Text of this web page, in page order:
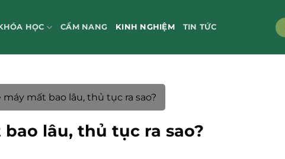
HỌC CẨM NANG KINH NGHIỆM TIN TỨC
máy mất bao lâu, thủ tục ra sao?
lâu, thủ tục ra sao?